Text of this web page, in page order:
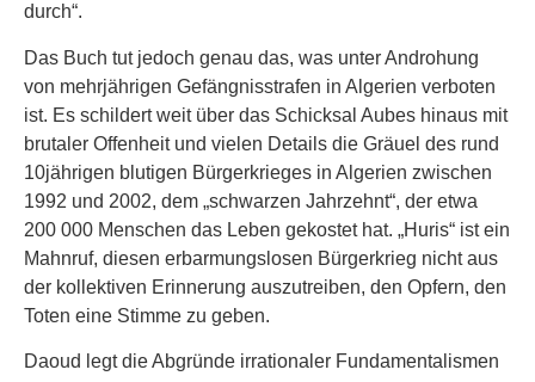
durch“.
Das Buch tut jedoch genau das, was unter Androhung
von mehrjährigen Gefängnisstrafen in Algerien verboten
ist. Es schildert weit über das Schicksal Aubes hinaus mit
brutaler Offenheit und vielen Details die Gräuel des rund
10jährigen blutigen Bürgerkrieges in Algerien zwischen
1992 und 2002, dem „schwarzen Jahrzehnt“, der etwa
200 000 Menschen das Leben gekostet hat. „Huris“ ist ein
Mahnruf, diesen erbarmungslosen Bürgerkrieg nicht aus
der kollektiven Erinnerung auszutreiben, den Opfern, den
Toten eine Stimme zu geben.
Daoud legt die Abgründe irrationaler Fundamentalismen